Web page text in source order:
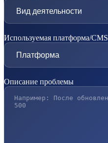
Используемая платформа/CMS
Описание проблемы